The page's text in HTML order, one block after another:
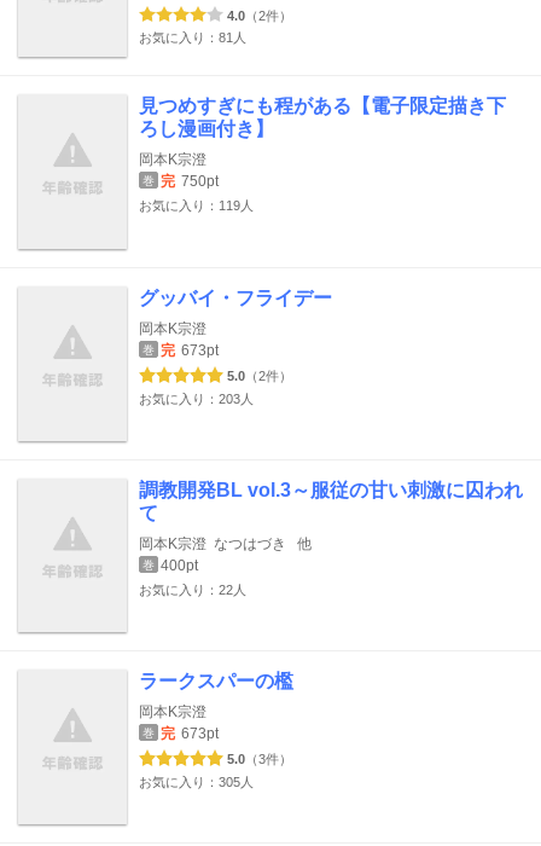
4.0 （2件）
お気に入り：81人
見つめすぎにも程がある【電子限定描き下
ろし漫画付き】
岡本K宗澄
巻 完 750pt
お気に入り：119人
グッバイ・フライデー
岡本K宗澄
巻 完 673pt
5.0 （2件）
お気に入り：203人
調教開発BL vol.3～服従の甘い刺激に囚われ
て
岡本K宗澄 なつはづき 他
巻 400pt
お気に入り：22人
ラークスパーの檻
岡本K宗澄
巻 完 673pt
5.0 （3件）
お気に入り：305人